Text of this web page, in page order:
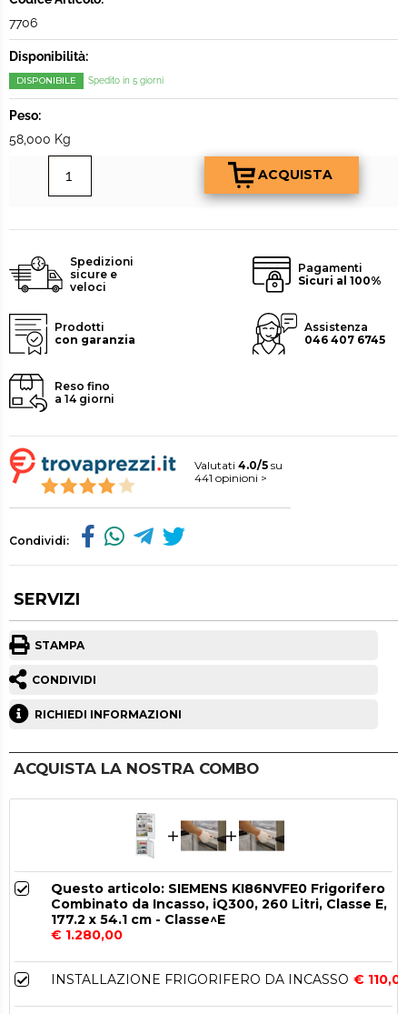
7706
Disponibilità:
DISPONIBILE Spedito in 5 giorni
Peso:
58,000 Kg
Spedizioni
sicure e
veloci
Pagamenti
Sicuri al 100%
Prodotti
con garanzia
Assistenza
046 407 6745
Reso fino
a 14 giorni
Valutati 4.0/5 su
441 opinioni >
Condividi:
SERVIZI
STAMPA
CONDIVIDI
RICHIEDI INFORMAZIONI
ACQUISTA LA NOSTRA COMBO
Questo articolo: SIEMENS KI86NVFE0 Frigorifero
Combinato da Incasso, iQ300, 260 Litri, Classe E,
177.2 x 54.1 cm - Classe^E
€ 1.280,00
INSTALLAZIONE FRIGORIFERO DA INCASSO €